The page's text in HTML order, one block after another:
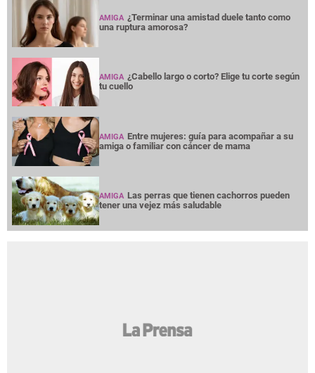
AMIGA ¿Terminar una amistad duele tanto como
una ruptura amorosa?
AMIGA ¿Cabello largo o corto? Elige tu corte según
tu cuello
AMIGA Entre mujeres: guía para acompañar a su
amiga o familiar con cáncer de mama
AMIGA Las perras que tienen cachorros pueden
tener una vejez más saludable